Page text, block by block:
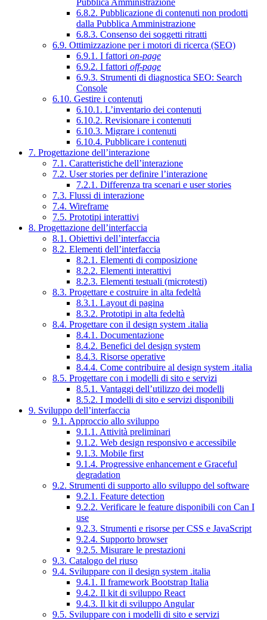
6.8.2. Pubblicazione di contenuti non prodotti
dalla Pubblica Amministrazione
6.8.3. Consenso dei soggetti ritratti
6.9. Ottimizzazione per i motori di ricerca (SEO)
6.9.1. I fattori on-page
6.9.2. I fattori off-page
6.9.3. Strumenti di diagnostica SEO: Search
Console
6.10. Gestire i contenuti
6.10.1. L’inventario dei contenuti
6.10.2. Revisionare i contenuti
6.10.3. Migrare i contenuti
6.10.4. Pubblicare i contenuti
7. Progettazione dell’interazione
7.1. Caratteristiche dell’interazione
7.2. User stories per definire l’interazione
7.2.1. Differenza tra scenari e user stories
7.3. Flussi di interazione
7.4. Wireframe
7.5. Prototipi interattivi
8. Progettazione dell’interfaccia
8.1. Obiettivi dell’interfaccia
8.2. Elementi dell’interfaccia
8.2.1. Elementi di composizione
8.2.2. Elementi interattivi
8.2.3. Elementi testuali (microtesti)
8.3. Progettare e costruire in alta fedeltà
8.3.1. Layout di pagina
8.3.2. Prototipi in alta fedeltà
8.4. Progettare con il design system .italia
8.4.1. Documentazione
8.4.2. Benefici del design system
8.4.3. Risorse operative
8.4.4. Come contribuire al design system .italia
8.5. Progettare con i modelli di sito e servizi
8.5.1. Vantaggi dell’utilizzo dei modelli
8.5.2. I modelli di sito e servizi disponibili
9. Sviluppo dell’interfaccia
9.1. Approccio allo sviluppo
9.1.1. Attività preliminari
9.1.2. Web design responsivo e accessibile
9.1.3. Mobile first
9.1.4. Progressive enhancement e Graceful
degradation
9.2. Strumenti di supporto allo sviluppo del software
9.2.1. Feature detection
9.2.2. Verificare le feature disponibili con Can I
use
9.2.3. Strumenti e risorse per CSS e JavaScript
9.2.4. Supporto browser
9.2.5. Misurare le prestazioni
9.3. Catalogo del riuso
9.4. Sviluppare con il design system .italia
9.4.1. Il framework Bootstrap Italia
9.4.2. Il kit di sviluppo React
9.4.3. Il kit di sviluppo Angular
9.5. Sviluppare con i modelli di sito e servizi